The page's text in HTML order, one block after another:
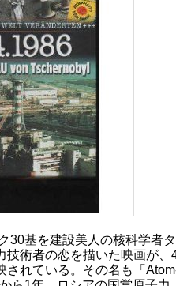
30基を建設美人の核科学者タ
技術者の恋を描いた映画が、
されている。その名も「